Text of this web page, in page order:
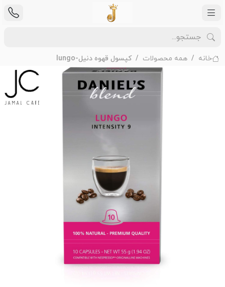
خانه همه محصولات کپسول قهوه دنیل-lungo